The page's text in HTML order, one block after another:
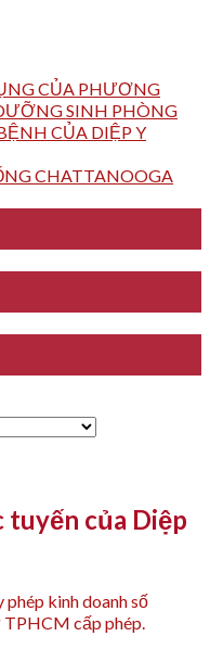
CỦA PHƯƠNG
SINH PHÒNG
CỦA DIỆP Y
CHATTANOOGA
của Diệp
kinh doanh số
cấp phép.